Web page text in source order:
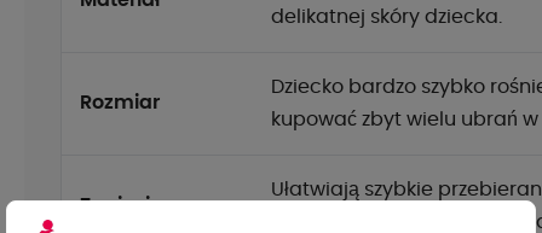
delikatnej skóry dziecka.
Rozmiar
Dziecko bardzo szybko
kupować zbyt wielu ubrań
Zapięcia
Ułatwiają szybkie
pierwszych tygodniach